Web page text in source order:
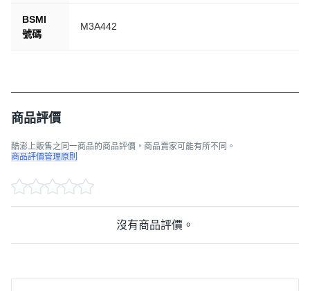
BSMI
號碼
M3A442
商品評價
酷澎上販售之同一商品的商品評價，商品賣家可能有所不同。
商品評價管理原則
沒有商品評價。